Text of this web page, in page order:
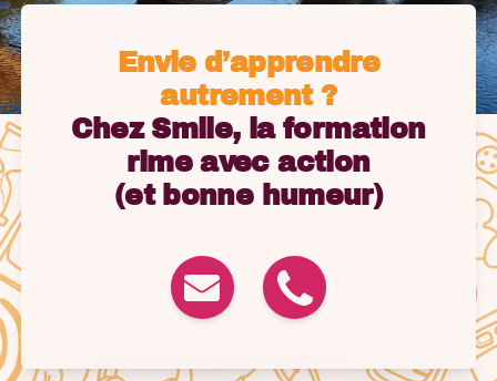
Envie d’apprendre
autrement ?
Chez Smile, la formation
rime avec action
(et bonne humeur)